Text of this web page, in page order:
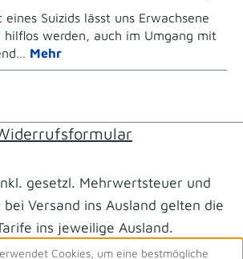
eines Suizids lässt uns Erwachsene
hilflos werden, auch im Umgang mit
Mehr
gesetzl. Mehrwertsteuer und
bei Versand ins Ausland gelten die
ins jeweilige Ausland.
Cookies, um eine bestmögliche